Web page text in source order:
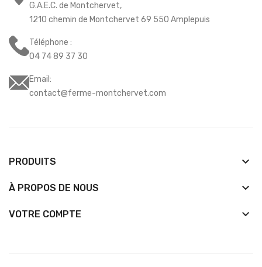
G.A.E.C. de Montchervet,
1210 chemin de Montchervet 69 550 Amplepuis
Téléphone :
04 74 89 37 30
Email:
contact@ferme-montchervet.com
PRODUITS keyboard_arrow_down
À PROPOS DE NOUS keyboard_arrow_down
VOTRE COMPTE 